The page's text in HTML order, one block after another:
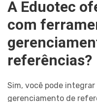
A Eduotec
com
referências?
Sim, você pode
gerenciamento de